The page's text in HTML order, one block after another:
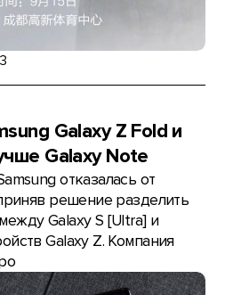
Galaxy Z Fold и
Galaxy Note
отказалась от
решение разделить
Galaxy S [Ultra] и
Galaxy Z. Компания